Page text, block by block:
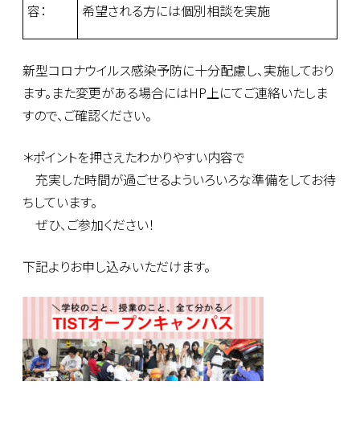
容：
希望される方には個別相談を実施
新型コロナウイルス感染予防に十分配慮し、実施しており
ます。また変更がある場合にはHP上にてご連絡いたしま
すので、ご確認ください。
＊ポイントを押さえたわかりやすい内容で
充実した時間が過ごせるよういろいろな準備をしてお待
ちしています。
ぜひ、ご参加ください！
下記よりお申し込みいただけます。